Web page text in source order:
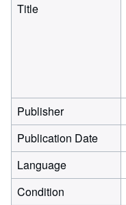
Title
Publisher
Publication Date
Language
Condition